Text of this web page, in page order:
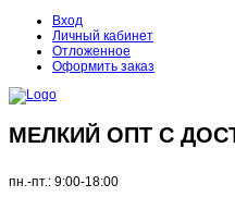
Вход
Личный кабинет
Отложенное
Оформить заказ
МЕЛКИЙ ОПТ С
пн.-пт.: 9:00-18:00